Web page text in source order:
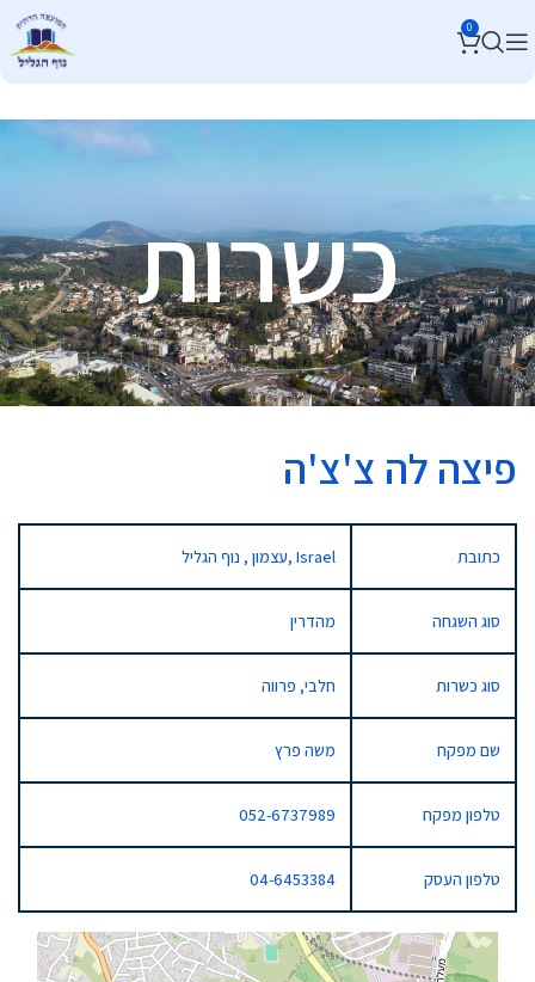
0
כשרות
פיצה לה צ'צ'ה
כתובת עצמון , נוף הגליל, Israel
סוג השגחה מהדרין
סוג כשרות חלבי, פרווה
שם מפקח משה פרץ
טלפון מפקח 052-6737989
טלפון העסק 04-6453384